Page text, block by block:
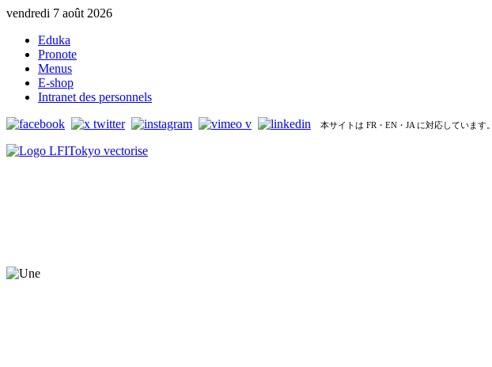
vendredi 7 août 2026
Eduka
Pronote
Menus
E-shop
Intranet des personnels
本サイトは FR・EN・JA に対応しています。